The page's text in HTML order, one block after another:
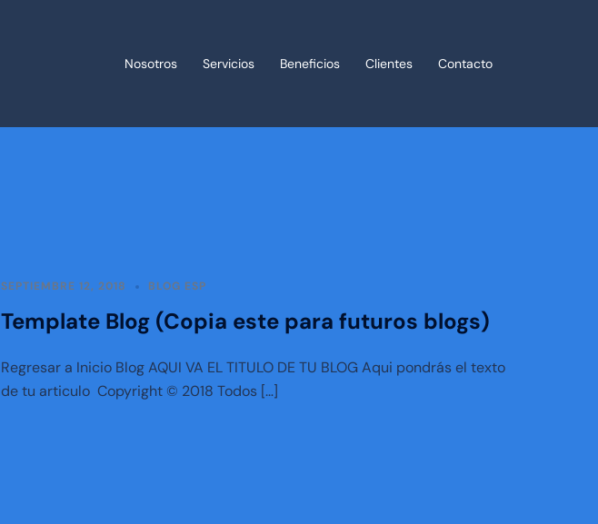
Nosotros Servicios Beneficios Clientes Contacto
SEPTIEMBRE 12, 2018 BLOG ESP
Template Blog (Copia este para futuros blogs)
Regresar a Inicio Blog AQUI VA EL TITULO DE TU BLOG Aqui pondrás el texto
de tu articulo Copyright © 2018 Todos […]